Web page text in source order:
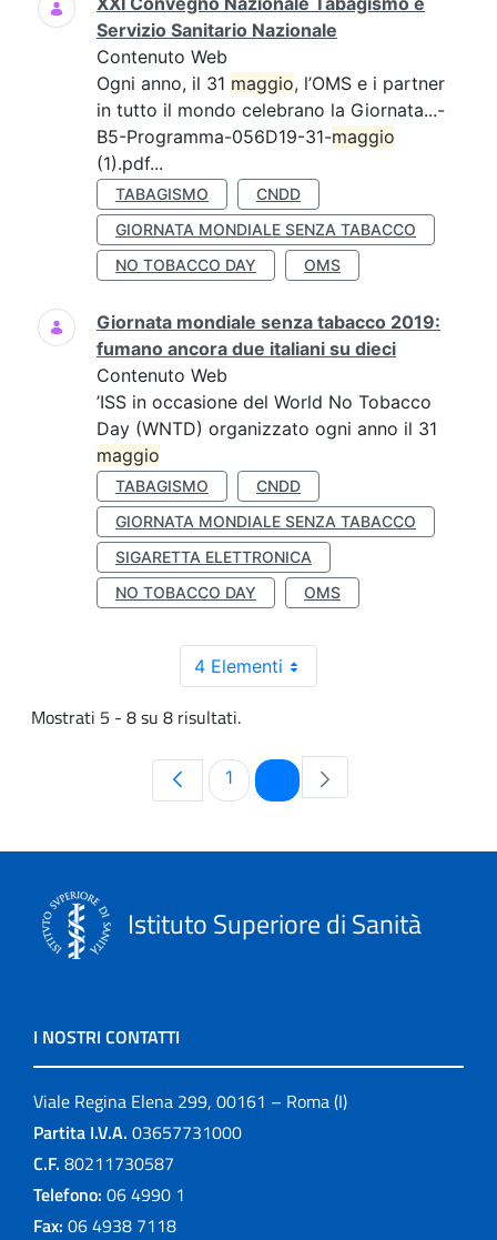
Servizio Sanitario Nazionale
Contenuto Web
Ogni anno, il 31 maggio, l’OMS e i partner
in tutto il mondo celebrano la Giornata...-
B5-Programma-056D19-31-maggio
(1).pdf...
TABAGISMO
CNDD
GIORNATA MONDIALE SENZA TABACCO
NO TOBACCO DAY
OMS
Giornata mondiale senza tabacco 2019:
fumano ancora due italiani su dieci
Contenuto Web
’ISS in occasione del World No Tobacco
Day (WNTD) organizzato ogni anno il 31
maggio
TABAGISMO
CNDD
GIORNATA MONDIALE SENZA TABACCO
SIGARETTA ELETTRONICA
NO TOBACCO DAY
OMS
4 Elementi
Mostrati 5 - 8 su 8 risultati.
Pagina
1 Pagina
Istituto Superiore di Sanità
I NOSTRI CONTATTI
Viale Regina Elena 299, 00161 – Roma (I)
Partita I.V.A. 03657731000
C.F. 80211730587
Telefono: 06 4990 1
Fax: 06 4938 7118